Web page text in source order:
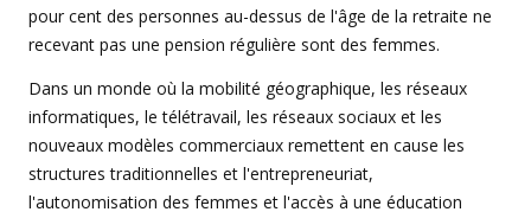
pour cent des personnes au-dessus de l'âge de la retraite ne
recevant pas une pension régulière sont des femmes.
Dans un monde où la mobilité géographique, les réseaux
informatiques, le télétravail, les réseaux sociaux et les
nouveaux modèles commerciaux remettent en cause les
structures traditionnelles et l'entrepreneuriat,
l'autonomisation des femmes et l'accès à une éducation